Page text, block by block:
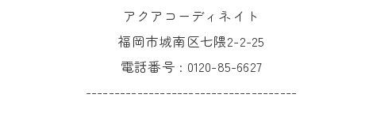
アクアコーディネイト
福岡市城南区七隈2-2-25
電話番号 : 0120-85-6627
-------------------------------------